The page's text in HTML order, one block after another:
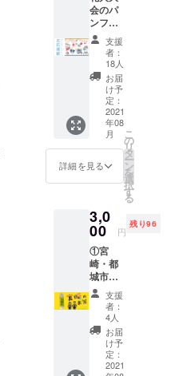
と、市内の
自営業者を
中心に結成
された
任意団体で
術・文化鑑
賞の提供
と、市民の
豊かな感性
を向上させ
独自の活動
を展開中。
会のパ
ンフ
レット
にお名
前を記
載させ
ていた
だきま
す。 ※
備考欄
に、パ
ンフ
レット
に掲載
するお
ご記入
くださ
い。
支援
者：
18人
お届
け予
定：
2021
年08
月
詳細を見る
こ
の
リ
タ
ー
ン
を
選
択
す
る
3,0
00 円
残り96
①宮
崎・都
城市に
てお茶
屋さん
を営む
「お茶
のつか
さ園」
より、
支援
者：
4人
お届
け予
定：
2021